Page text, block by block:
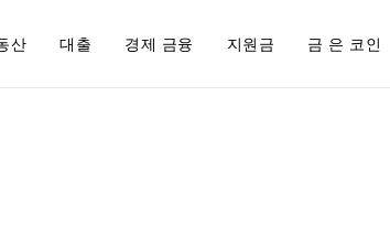
산 대출 경제 금융 지원금 금 은 코인